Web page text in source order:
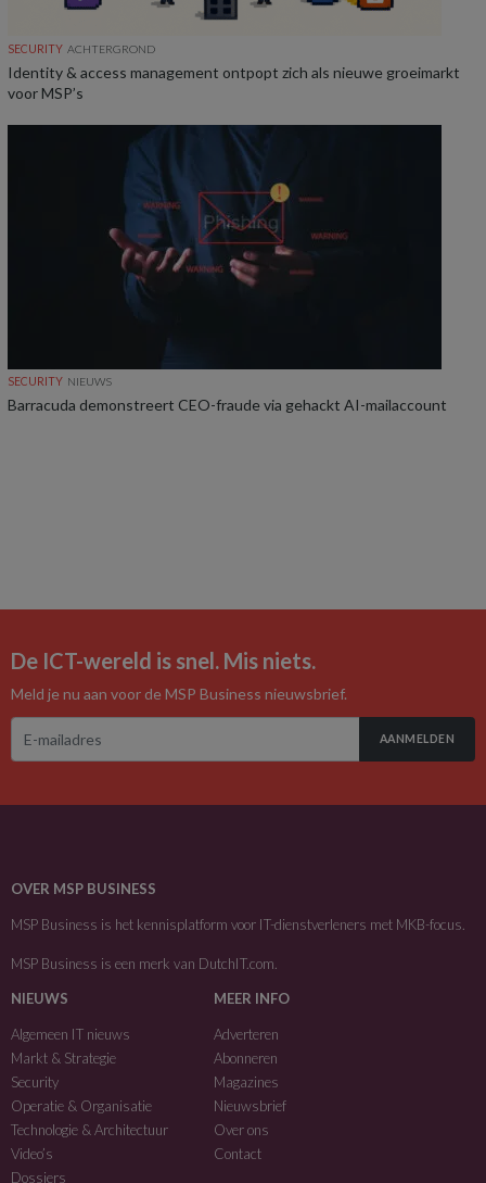
SECURITY ACHTERGROND
Identity & access management ontpopt zich als nieuwe groeimarkt
voor MSP’s
SECURITY NIEUWS
Barracuda demonstreert CEO-fraude via gehackt AI-mailaccount
De ICT-wereld is snel. Mis niets.
Meld je nu aan voor de MSP Business nieuwsbrief.
AANMELDEN
OVER MSP BUSINESS
MSP Business is het kennisplatform voor IT-dienstverleners met MKB-focus.
MSP Business is een merk van DutchIT.com.
NIEUWS
Algemeen IT nieuws
Markt & Strategie
Security
Operatie & Organisatie
Technologie & Architectuur
Video’s
Dossiers
MEER INFO
Adverteren
Abonneren
Magazines
Nieuwsbrief
Over ons
Contact